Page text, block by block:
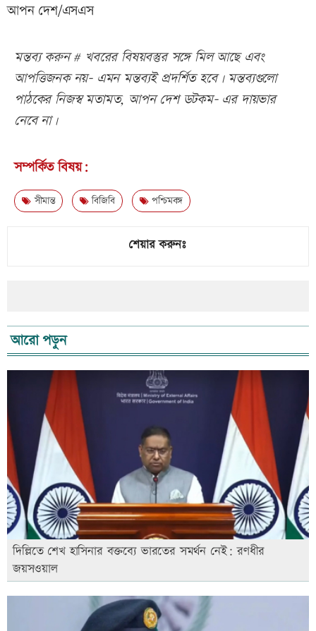
আপন দেশ/এসএস
মন্তব্য করুন # খবরের বিষয়বস্তুর সঙ্গে মিল আছে এবং
আপত্তিজনক নয়- এমন মন্তব্যই প্রদর্শিত হবে। মন্তব্যগুলো
পাঠকের নিজস্ব মতামত, আপন দেশ ডটকম- এর দায়ভার
নেবে না।
সম্পর্কিত বিষয়:
সীমান্ত বিজিবি পশ্চিমবঙ্গ
শেয়ার করুনঃ
আরো পড়ুন
দিল্লিতে শেখ হাসিনার বক্তব্যে ভারতের সমর্থন নেই: রণধীর
জয়সওয়াল